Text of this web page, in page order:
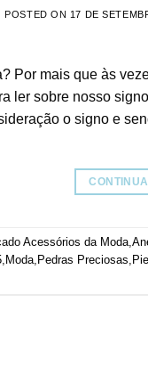
POSTED ON 17 DE
Por mais que às
ler sobre nosso
o signo e
Acessórios da Moda,
, Moda, Pedras Preciosas,